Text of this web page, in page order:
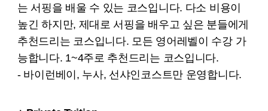
는 서핑을 배울 수 있는 코스입니다. 다소 비용이
높긴 하지만, 제대로 서핑을 배우고 싶은 분들에게
추천드리는 코스입니다. 모든 영어레벨이 수강 가
능합니다. 1~4주로 추천드리는 코스입니다.
- 바이런베이, 누사, 선샤인코스트만 운영합니다.